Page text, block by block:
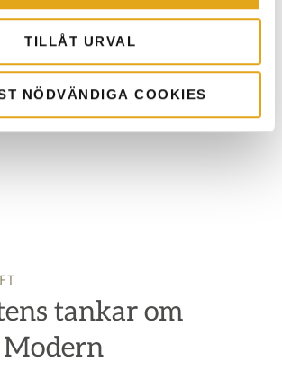
TILLÅT URVAL
NÖDVÄNDIGA COOKIES
tankar om